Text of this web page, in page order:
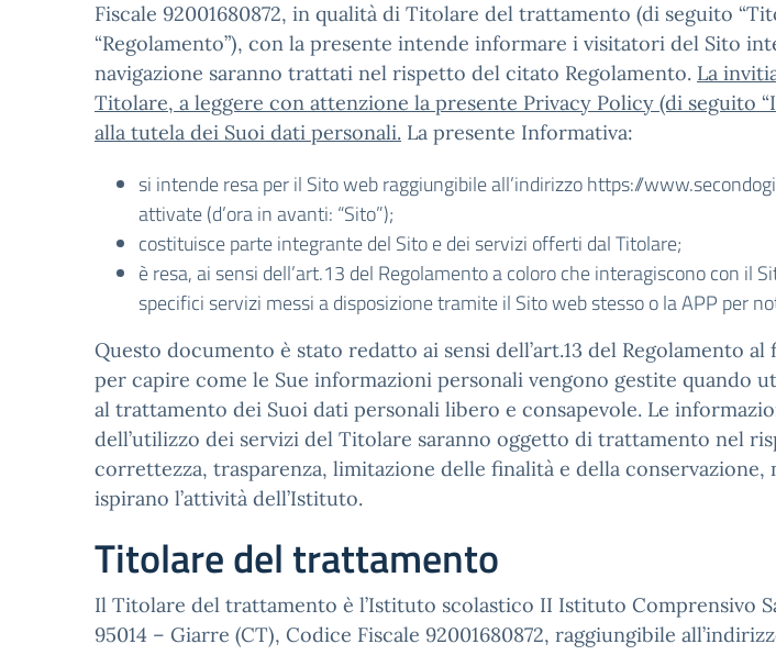
Fiscale 92001680872, in qualità di Titolare del trattamento (di seguito
“Regolamento”), con la presente intende informare i visitatori del Sito
navigazione saranno trattati nel rispetto del citato Regolamento. La
Titolare, a leggere con attenzione la presente Privacy Policy (di
alla tutela dei Suoi dati personali. La presente Informativa:
si intende resa per il Sito web raggiungibile all’indirizzo https://
attivate (d’ora in avanti: “Sito”);
costituisce parte integrante del Sito e dei servizi offerti dal Titolare;
è resa, ai sensi dell’art.13 del Regolamento a coloro che interagiscono con il
specifici servizi messi a disposizione tramite il Sito web stesso o la APP per
Questo documento è stato redatto ai sensi dell’art.13 del Regolamento
per capire come le Sue informazioni personali vengono gestite quando
al trattamento dei Suoi dati personali libero e consapevole. Le
dell’utilizzo dei servizi del Titolare saranno oggetto di trattamento nel
correttezza, trasparenza, limitazione delle finalità e della
ispirano l’attività dell’Istituto.
Titolare del trattamento
Il Titolare del trattamento è l’Istituto scolastico II Istituto Comprensivo
95014 – Giarre (CT), Codice Fiscale 92001680872, raggiungibile